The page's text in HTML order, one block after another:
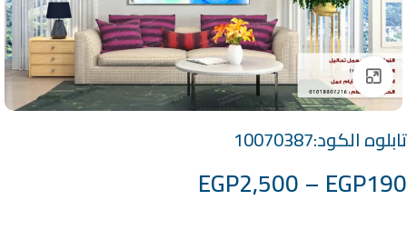
Click to enlarge
تابلوه الكود:10070387
EGP190
–
EGP2,500